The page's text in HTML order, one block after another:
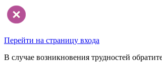
Перейти на страницу входа
В случае возникновения трудностей